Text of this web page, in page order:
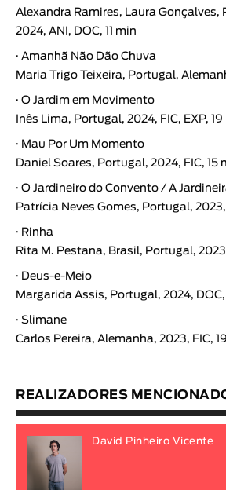
Alexandra Ramires, Laura Gonçalves,
2024, ANI, DOC, 11 min
· Amanhã Não Dão Chuva
Maria Trigo Teixeira, Portugal,
· O Jardim em Movimento
Inês Lima, Portugal, 2024, FIC, EXP, 19
· Mau Por Um Momento
Daniel Soares, Portugal, 2024, FIC, 15
· O Jardineiro do Convento / A
Patrícia Neves Gomes, Portugal, 2023,
· Rinha
Rita M. Pestana, Brasil, Portugal,
· Deus-e-Meio
Margarida Assis, Portugal, 2024,
· Slimane
Carlos Pereira, Alemanha, 2023, FIC,
REALIZADORES
David Pinheiro Vicente